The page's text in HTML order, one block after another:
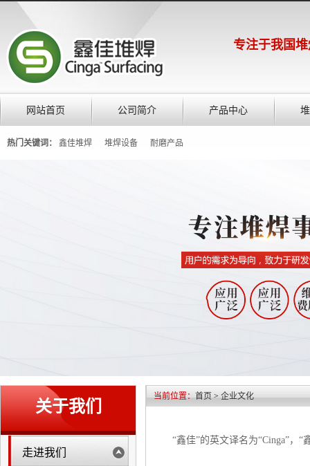
专注于我国
网站首页 公司简介 产品中心
热门关键词： 鑫佳堆焊 堆焊设备 耐磨产品
关于我们
走进我们
当前位置：首页>企业文化
“鑫佳”的英文译名为“Cinga”，“